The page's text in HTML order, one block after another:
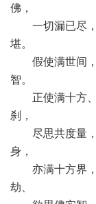
佛，
一切漏已尽，
堪。
假使满世间，
智。
正使满十方、
刹，
尽思共度量，
身，
亦满十方界，
劫、